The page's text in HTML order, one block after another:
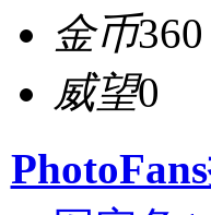
金币360
威望0